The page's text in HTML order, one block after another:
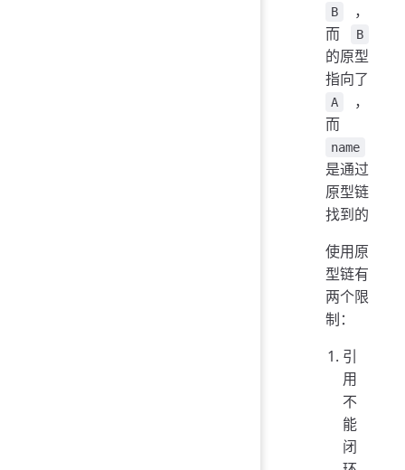
B
，
而
B
的原型
指向了
A
，
而
name
是通过
原型链
找到的
使用原
型链有
两个限
制：
引
用
不
能
闭